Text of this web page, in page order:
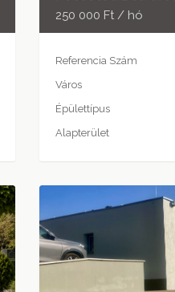
250 000 Ft / hó
Referencia Szám
Város
Épülettípus
Alapterület